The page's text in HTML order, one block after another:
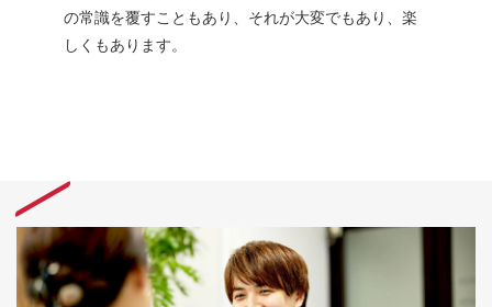
の常識を覆すこともあり、それが大変でもあり、楽
しくもあります。